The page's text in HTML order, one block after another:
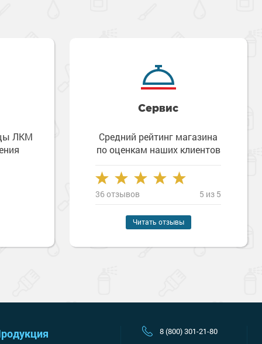
ЛКМ
Сервис
Средний рейтинг магазина
по оценкам наших клиентов
36 отзывов 5 из 5
Читать отзывы
8 (800) 301-21-80